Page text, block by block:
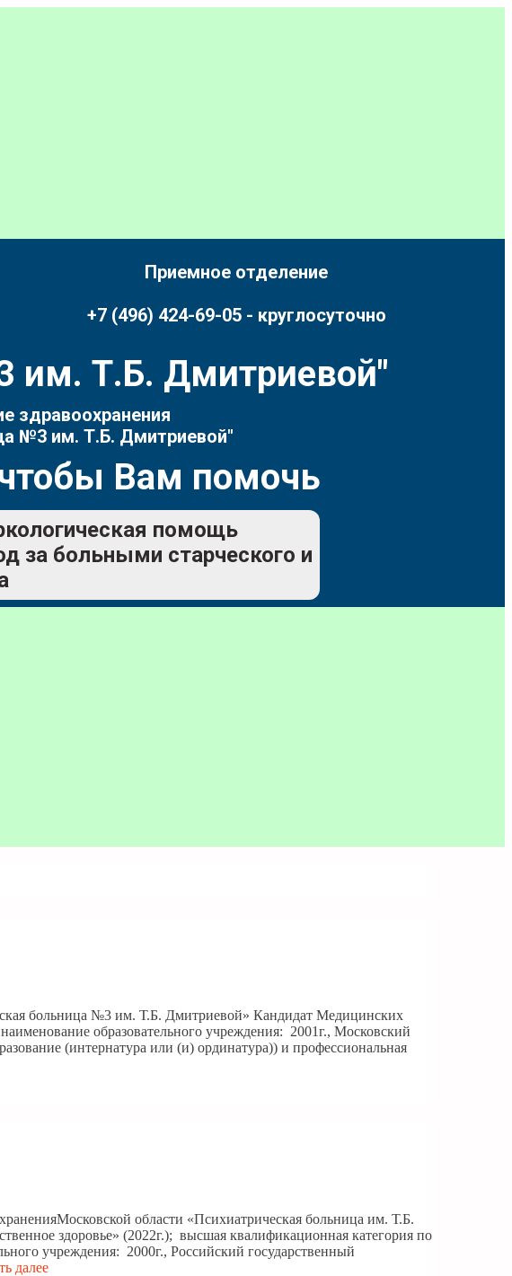
Приемное отделение
+7 (496) 424-69-05 - круглосуточно
им. Т.Б. Дмитриевой"
здравоохранения
№3 им. Т.Б. Дмитриевой"
Вам помочь
помощь
за больными старческого и
больница №3 им. Т.Б. Дмитриевой» Кандидат Медицинских
образовательного учреждения: 2001г., Московский
(интернатура или (и) ординатура)) и профессиональная
области «Психиатрическая больница им. Т.Б.
здоровье» (2022г.); высшая квалификационная категория по
учреждения: 2000г., Российский государственный
далее